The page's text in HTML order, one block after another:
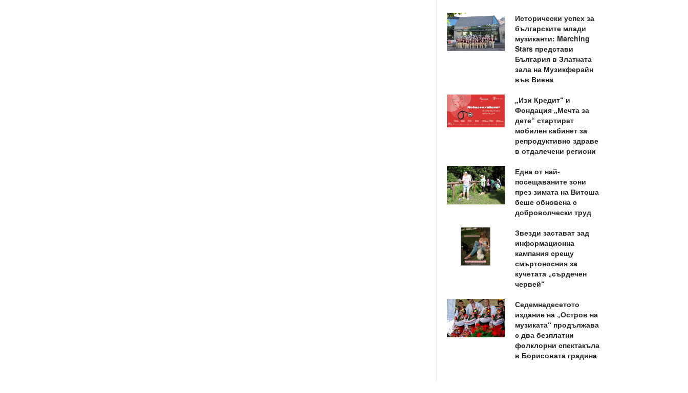
Исторически успех за
българските млади
музиканти: Marching
Stars представи
България в Златната
зала на Музикферайн
във Виена
„Изи Кредит“ и
Фондация „Мечта за
дете“ стартират
мобилен кабинет за
репродуктивно здраве
в отдалечени региони
Една от най-
посещаваните зони
през зимата на Витоша
беше обновена с
доброволчески труд
Звезди застават зад
информационна
кампания срещу
смъртоносния за
кучетата „сърдечен
червей“
Седемнадесетото
издание на „Остров на
музиката“ продължава
с два безплатни
фолклорни спектакъла
в Борисовата градина